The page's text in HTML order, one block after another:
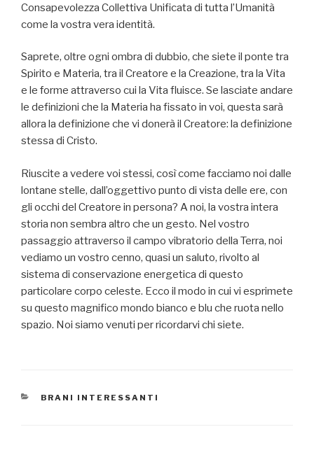
Consapevolezza Collettiva Unificata di tutta l’Umanità
come la vostra vera identità.
Saprete, oltre ogni ombra di dubbio, che siete il ponte tra
Spirito e Materia, tra il Creatore e la Creazione, tra la Vita
e le forme attraverso cui la Vita fluisce. Se lasciate andare
le definizioni che la Materia ha fissato in voi, questa sarà
allora la definizione che vi donerà il Creatore: la definizione
stessa di Cristo.
Riuscite a vedere voi stessi, così come facciamo noi dalle
lontane stelle, dall’oggettivo punto di vista delle ere, con
gli occhi del Creatore in persona? A noi, la vostra intera
storia non sembra altro che un gesto. Nel vostro
passaggio attraverso il campo vibratorio della Terra, noi
vediamo un vostro cenno, quasi un saluto, rivolto al
sistema di conservazione energetica di questo
particolare corpo celeste. Ecco il modo in cui vi esprimete
su questo magnifico mondo bianco e blu che ruota nello
spazio. Noi siamo venuti per ricordarvi chi siete.
CATEGORIE
BRANI INTERESSANTI